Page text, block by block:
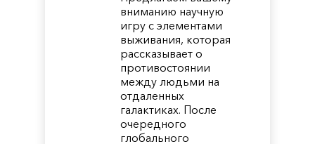
вниманию научную
игру с элементами
выживания, которая
рассказывает о
противостоянии
между людьми на
отдаленных
галактиках. После
очередного
глобального